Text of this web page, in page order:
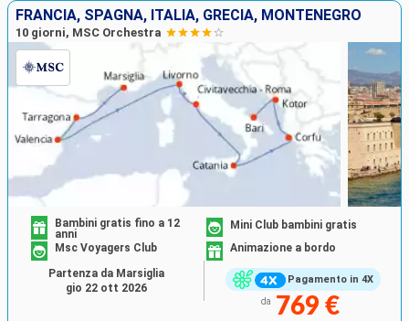
FRANCIA, SPAGNA, ITALIA, GRECIA, MONTENEGRO
10 giorni, MSC Orchestra
Pagamento in 4X
Bambini gratis fino a 12
anni
Mini Club bambini gratis
Msc Voyagers Club
Animazione a bordo
da 769 €
Partenza da Marsiglia
gio 22 ott 2026